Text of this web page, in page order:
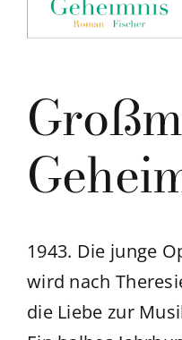
1943. Die junge
wird nach
die Liebe zur